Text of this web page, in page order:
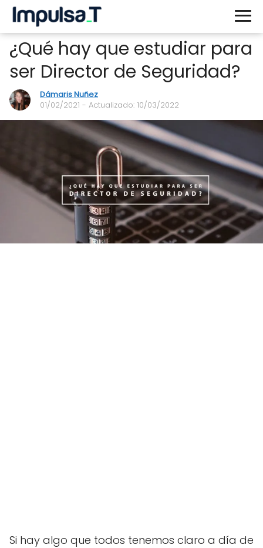
¿Qué hay que estudiar para
ser Director de Seguridad?
Dámaris Nuñez
01/02/2021 - Actualizado: 10/03/2022
Si hay algo que todos tenemos claro a día de